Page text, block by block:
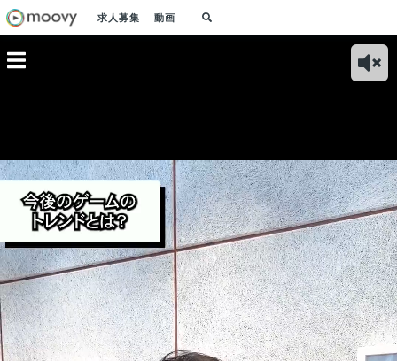
求人募集 動画
5
ビジネ
大事に
は？」
DeNA社員に即興で
「IQテスト」してみ
た！
DeNA社員、即興デ
ィベート「事業作り
に必要なのは人か？
お金か？」
DeNA社員なら激ム
ズ「フェルミ推定」
でも即興で解けるの
か！？
【
の"
負